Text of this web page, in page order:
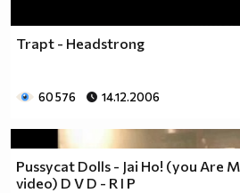
Trapt - Headstrong
60 576 14.12.2006
Pussycat Dolls - Jai Ho! (you Are
video) D V D - R I P